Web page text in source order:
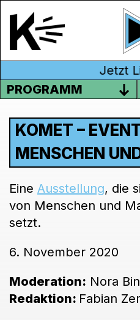
Jetzt
PROGRAMM
KOMET –
MENSCHEN
Eine Ausstellung, die
von Menschen und
setzt.
6. November 2020
Moderation: Nora
Redaktion: Fabian